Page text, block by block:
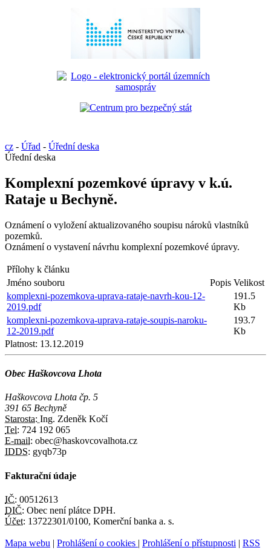
cz - Úřad - Úřední deska
Úřední deska
Komplexní pozemkové úpravy v k.ú.
Rataje u Bechyně.
Oznámení o vyložení aktualizovaného soupisu nároků vlastníků
pozemků.
Oznámení o vystavení návrhu komplexní pozemkové úpravy.
Přílohy k článku
Jméno souboru
Popis Velikost
komplexni-pozemkova-uprava-rataje-navrh-kou-12-
2019.pdf
191.5
Kb
komplexni-pozemkova-uprava-rataje-soupis-naroku-
12-2019.pdf
193.7
Kb
Platnost: 13.12.2019
Obec Haškovcova Lhota
Haškovcova Lhota čp. 5
391 65 Bechyně
Starosta: Ing. Zdeněk Kočí
Tel: 724 192 065
E-mail: obec@haskovcovalhota.cz
IDDS: gyqb73p
Fakturační údaje
IČ: 00512613
DIČ: Obec není plátce DPH.
Účet: 13722301/0100, Komerční banka a. s.
Mapa webu | Prohlášení o cookies | Prohlášení o přístupnosti | RSS